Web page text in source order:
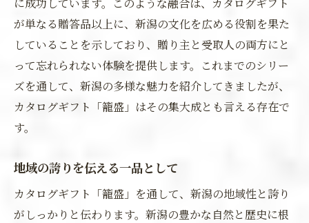
が単なる贈答品以上に、新潟の文化を広める役割を果た
していることを示しており、贈り主と受取人の両方にと
って忘れられない体験を提供します。これまでのシリー
ズを通して、新潟の多様な魅力を紹介してきましたが、
カタログギフト「籠盛」はその集大成とも言える存在で
す。
地域の誇りを伝える一品として
カタログギフト「籠盛」を通して、新潟の地域性と誇り
がしっかりと伝わります。新潟の豊かな自然と歴史に根